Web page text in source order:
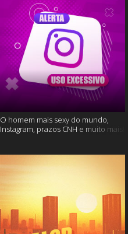
O homem mais sexy do mundo,
Instagram, prazos CNH e muito mais!